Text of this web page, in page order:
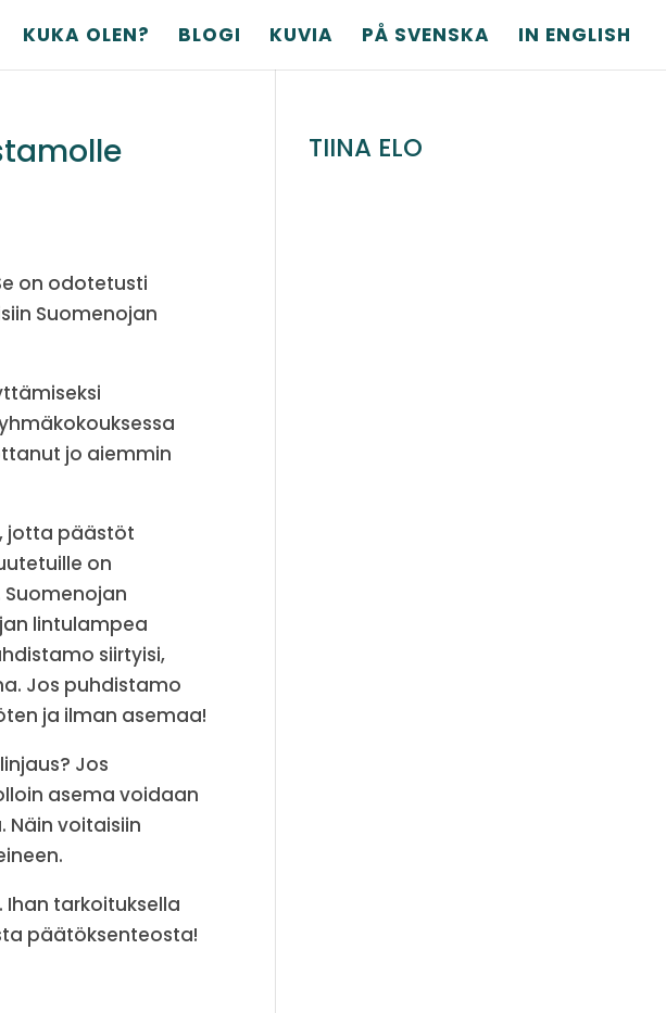
KUKA OLEN? BLOGI KUVIA PÅ SVENSKA IN ENGLISH
on odotetusti
Suomenojan
jo aiemmin
jotta päästöt
on
lintulampea
siirtyisi,
Jos puhdistamo
ja ilman asemaa!
Jos
asema voidaan
Näin voitaisiin
tarkoituksella
päätöksenteosta!
TIINA ELO